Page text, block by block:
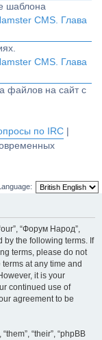
шаблона
CMS. Глава
CMS. Глава
файлов на сайт с
по IRC
“Форум Народ”,
by the following terms. If
terms, please do not
at any time and
it is your
continued use of
agreement to be
“their”, “phpBB